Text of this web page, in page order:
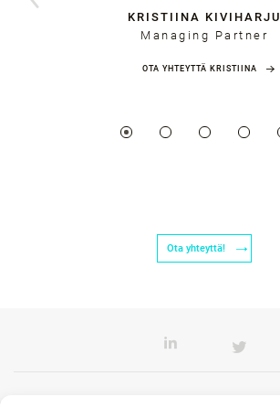
KRISTIINA KIVIHARJU
Managing Partner
OTA YHTEYTTÄ KRISTIINA
Ota yhteyttä!